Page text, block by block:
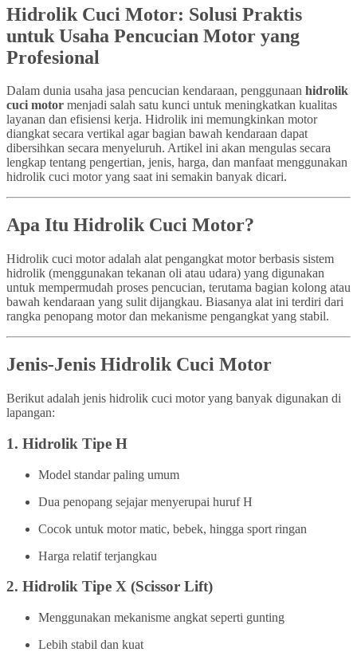
Hidrolik Cuci Motor: Solusi Praktis
untuk Usaha Pencucian Motor yang
Profesional
Dalam dunia usaha jasa pencucian kendaraan, penggunaan hidrolik
cuci motor menjadi salah satu kunci untuk meningkatkan kualitas
layanan dan efisiensi kerja. Hidrolik ini memungkinkan motor
diangkat secara vertikal agar bagian bawah kendaraan dapat
dibersihkan secara menyeluruh. Artikel ini akan mengulas secara
lengkap tentang pengertian, jenis, harga, dan manfaat menggunakan
hidrolik cuci motor yang saat ini semakin banyak dicari.
Apa Itu Hidrolik Cuci Motor?
Hidrolik cuci motor adalah alat pengangkat motor berbasis sistem
hidrolik (menggunakan tekanan oli atau udara) yang digunakan
untuk mempermudah proses pencucian, terutama bagian kolong atau
bawah kendaraan yang sulit dijangkau. Biasanya alat ini terdiri dari
rangka penopang motor dan mekanisme pengangkat yang stabil.
Jenis-Jenis Hidrolik Cuci Motor
Berikut adalah jenis hidrolik cuci motor yang banyak digunakan di
lapangan:
1. Hidrolik Tipe H
Model standar paling umum
Dua penopang sejajar menyerupai huruf H
Cocok untuk motor matic, bebek, hingga sport ringan
Harga relatif terjangkau
2. Hidrolik Tipe X (Scissor Lift)
Menggunakan mekanisme angkat seperti gunting
Lebih stabil dan kuat